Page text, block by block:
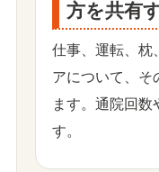
方を共有
仕事、運転、枕
アについて、そ
ます。通院回数
す。